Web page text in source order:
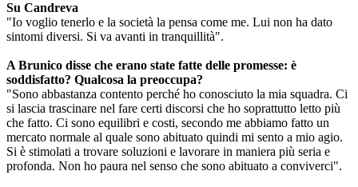
Su Candreva
"Io voglio tenerlo e la società la pensa come me. Lui non ha dato
sintomi diversi. Si va avanti in tranquillità".
A Brunico disse che erano state fatte delle promesse: è
soddisfatto? Qualcosa la preoccupa?
"Sono abbastanza contento perché ho conosciuto la mia squadra. Ci
si lascia trascinare nel fare certi discorsi che ho soprattutto letto più
che fatto. Ci sono equilibri e costi, secondo me abbiamo fatto un
mercato normale al quale sono abituato quindi mi sento a mio agio.
Si è stimolati a trovare soluzioni e lavorare in maniera più seria e
profonda. Non ho paura nel senso che sono abituato a conviverci".